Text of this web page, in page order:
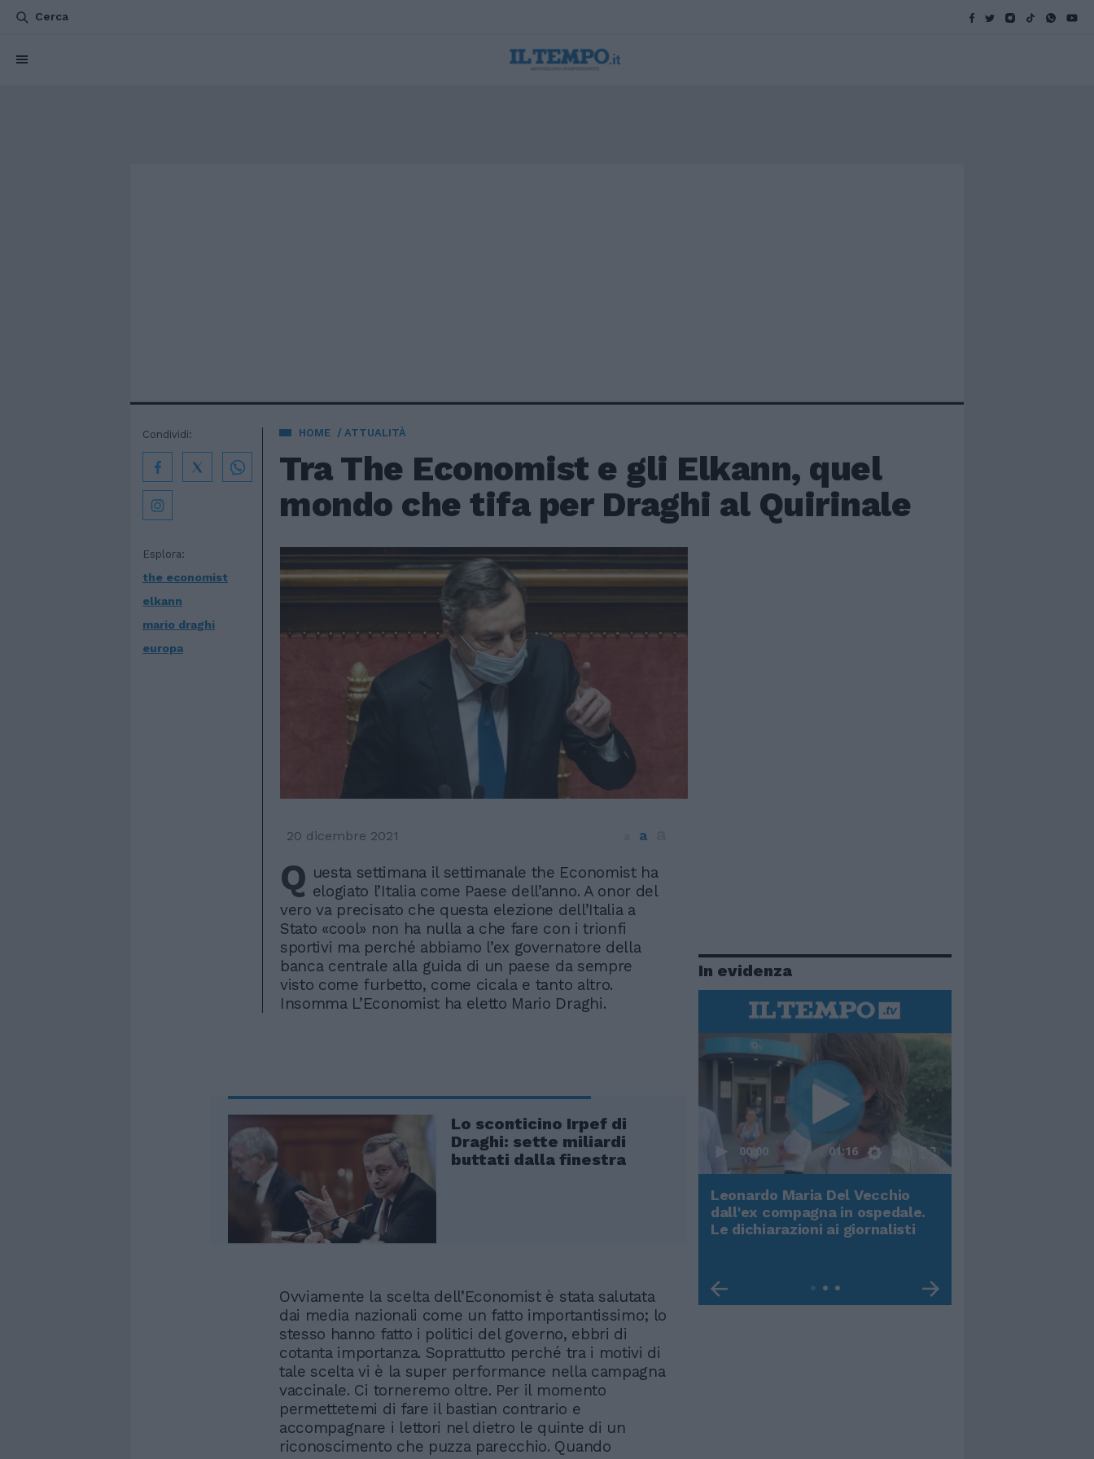
Cerca
HOME ATTUALITÀ
Tra The Economist e gli Elkann, quel
mondo che tifa per Draghi al Quirinale
Esplora:
the economist
elkann
mario draghi
europa
Condividi:
20 dicembre 2021 a
Q uesta settimana il settimanale the Economist ha
elogiato l’Italia come Paese dell’anno. A onor del
vero va precisato che questa elezione dell’Italia a
Stato «cool» non ha nulla a che fare con i trionfi
sportivi ma perché abbiamo l’ex governatore della
banca centrale alla guida di un paese da sempre
visto come furbetto, come cicala e tanto altro.
Insomma L’Economist ha eletto Mario Draghi.
Lo sconticino Irpef di
Draghi: sette miliardi
buttati dalla finestra
Ovviamente la scelta dell’Economist è stata salutata
dai media nazionali come un fatto importantissimo; lo
stesso hanno fatto i politici del governo, ebbri di
cotanta importanza. Soprattutto perché tra i motivi di
tale scelta vi è la super performance nella campagna
vaccinale. Ci torneremo oltre. Per il momento
permettetemi di fare il bastian contrario e
accompagnare i lettori nel dietro le quinte di un
riconoscimento che puzza parecchio. Quando
In evidenza
00:00 01:16
Leonardo Maria Del Vecchio
dall'ex compagna in ospedale.
Le dichiarazioni ai giornalisti